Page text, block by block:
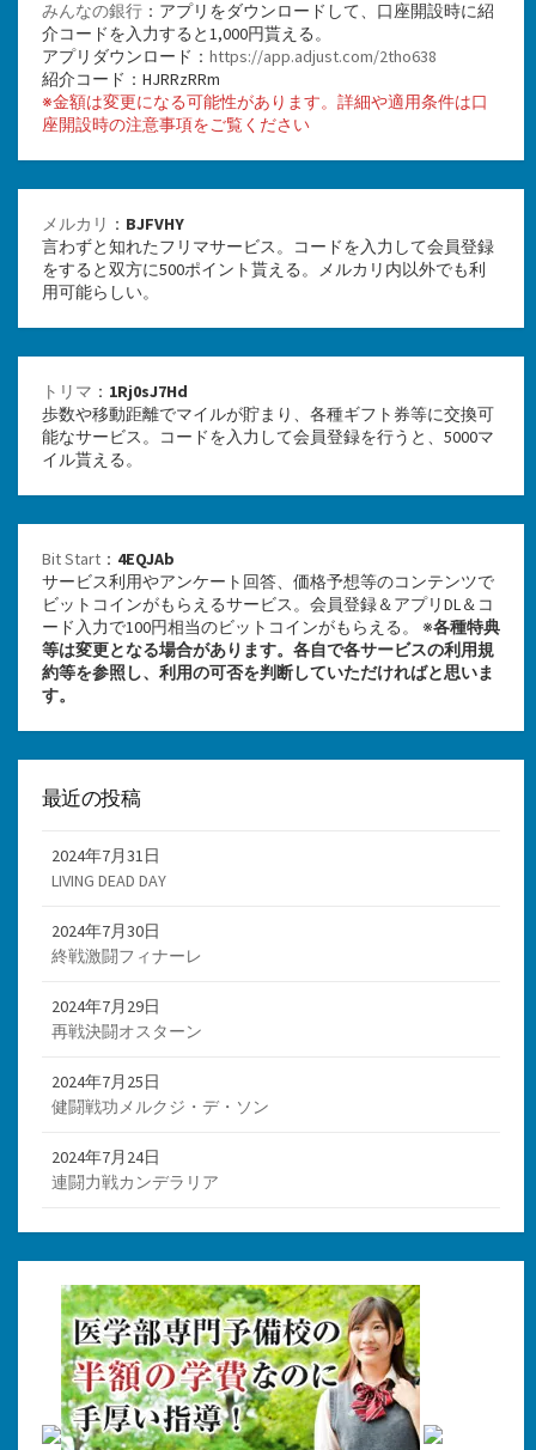
みんなの銀行 ：アプリをダウンロードして、口座開設時に紹
介コードを入力すると1,000円貰える。
アプリダウンロード： https://app.adjust.com/2tho638
紹介コード：HJRRzRRm
※金額は変更になる可能性があります。詳細や適用条件は口
座開設時の注意事項をご覧ください
メルカリ ： BJFVHY
言わずと知れたフリマサービス。コードを入力して会員登録
をすると双方に500ポイント貰える。メルカリ内以外でも利
用可能らしい。
トリマ ： 1Rj0sJ7Hd
歩数や移動距離でマイルが貯まり、各種ギフト券等に交換可
能なサービス。コードを入力して会員登録を行うと、5000マ
イル貰える。
Bit Start ： 4EQJAb
サービス利用やアンケート回答、価格予想等のコンテンツで
ビットコインがもらえるサービス。会員登録＆アプリDL＆コ
ード入力で100円相当のビットコインがもらえる。 ※各種特典
等は変更となる場合があります。各自で各サービスの利用規
約等を参照し、利用の可否を判断していただければと思いま
す。
最近の投稿
2024年7月31日
LIVING DEAD DAY
2024年7月30日
終戦激闘フィナーレ
2024年7月29日
再戦決闘オスターン
2024年7月25日
健闘戦功メルクジ・デ・ソン
2024年7月24日
連闘力戦カンデラリア